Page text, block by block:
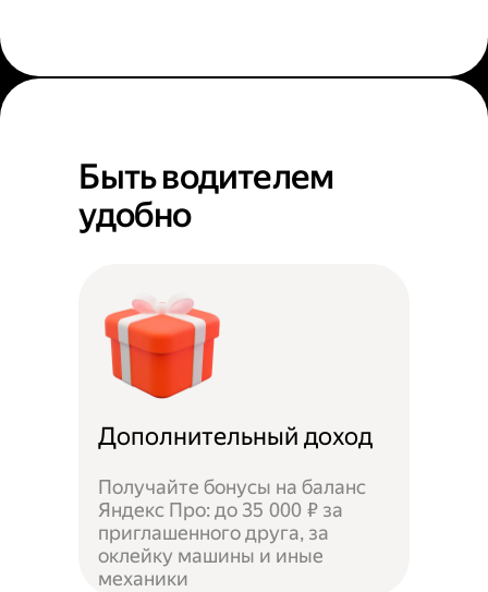
Быть водителем
удобно
Дополнительный доход
Получайте бонусы на баланс
Яндекс Про: до 35 000 ₽ за
приглашенного друга, за
оклейку машины и иные
механики